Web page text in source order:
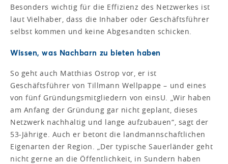
Besonders wichtig für die Effizienz des Netzwerkes ist
laut Vielhaber, dass die Inhaber oder Geschäftsführer
selbst kommen und keine Abgesandten schicken.
Wissen, was Nachbarn zu bieten haben
So geht auch Matthias Ostrop vor, er ist
Geschäftsführer von Tillmann Wellpappe – und eines
von fünf Gründungsmitgliedern von einsU. „Wir haben
am Anfang der Gründung gar nicht geplant, dieses
Netzwerk nachhaltig und lange aufzubauen“, sagt der
53-Jährige. Auch er betont die landmannschaftlichen
Eigenarten der Region. „Der typische Sauerländer geht
nicht gerne an die Öffentlichkeit, in Sundern haben